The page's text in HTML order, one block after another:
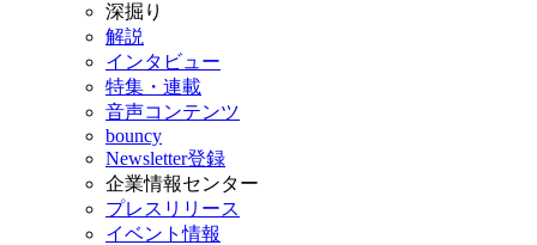
深掘り
解説
インタビュー
特集・連載
音声コンテンツ
bouncy
Newsletter登録
企業情報センター
プレスリリース
イベント情報